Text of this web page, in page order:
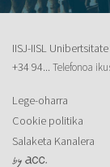
IISJ-IISL
+34 94... Telefonoa
Lege-oharra
Cookie politika
Salaketa Kanalera